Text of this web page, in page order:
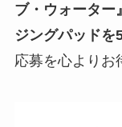
ブ・ウォーター
ジングパッドを
応募を心よりお